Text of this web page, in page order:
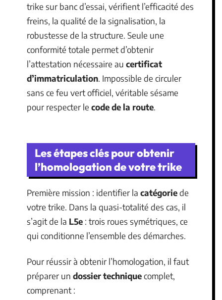
trike sur banc d’essai, vérifient l’efficacité des
freins, la qualité de la signalisation, la
robustesse de la structure. Seule une
conformité totale permet d’obtenir
l’attestation nécessaire au certificat
d’immatriculation. Impossible de circuler
sans ce feu vert officiel, véritable sésame
pour respecter le code de la route.
Les étapes clés pour obtenir
l’homologation de votre trike
Première mission : identifier la catégoriede
votre trike. Dans la quasi-totalité des cas, il
s’agit de la L5e : trois roues symétriques, ce
qui conditionne l’ensemble des démarches.
Pour réussir à obtenir l’homologation, il faut
préparer un dossier techniquecomplet,
comprenant :